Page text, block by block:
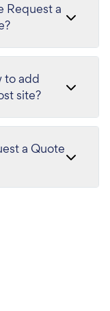
Request a
to add
site?
a Quote